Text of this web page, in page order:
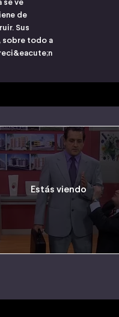
se ve
de
Sus
sobre todo a
Estás viendo